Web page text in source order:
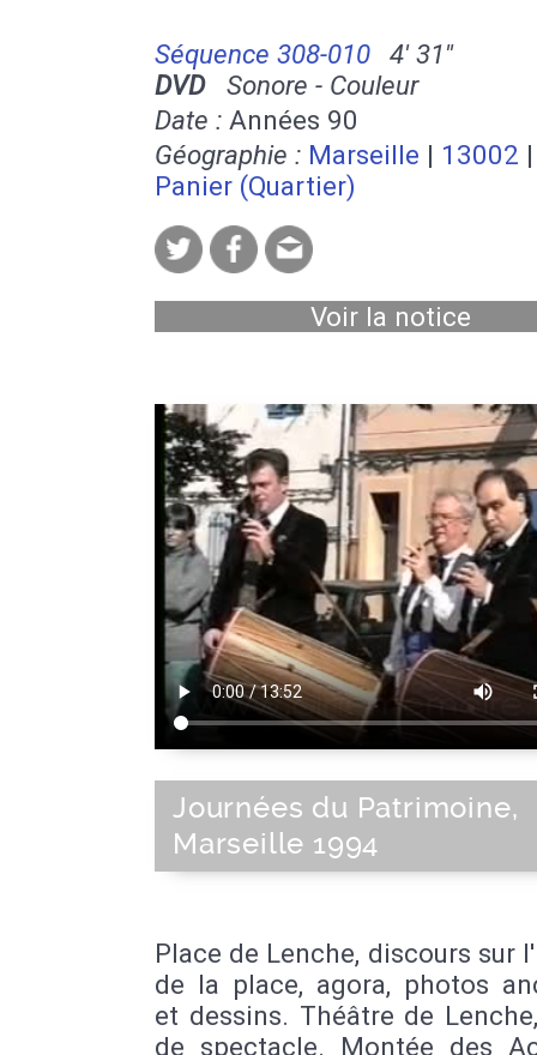
Séquence 308-010
4' 31''
DVDSonore - Couleur
Date : Années 90
Géographie : Marseille | 13002
Panier (Quartier)
Voir la notice
Journées du Patrimoine,
Marseille 1994
Place de Lenche, discours sur
de la place, agora, photos
et dessins. Théâtre de
de spectacle. Montée des